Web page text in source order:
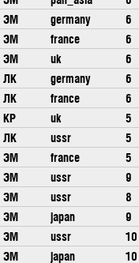
ЭМ
germany 6
ЭМ
france 6
ЭМ
uk 6
ЛК
germany 6
ЛК
france 6
КР
uk 5
ЛК
ussr 5
ЭМ
france 5
ЭМ
ussr 9
ЭМ
ussr 8
ЭМ
japan 9
ЭМ
ussr 10
ЭМ
japan 10